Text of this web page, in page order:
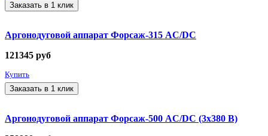
Заказать в 1 клик
Аргонодуговой аппарат Форсаж-315 AC/DC
121345 руб
Купить
Заказать в 1 клик
Аргонодуговой аппарат Форсаж-500 AC/DC (3х380 В)